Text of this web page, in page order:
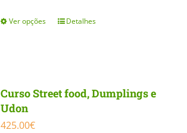
Ver opções
This
variants.
Detalhes
Curso Street food, Dumplings e
Udon
425.00€